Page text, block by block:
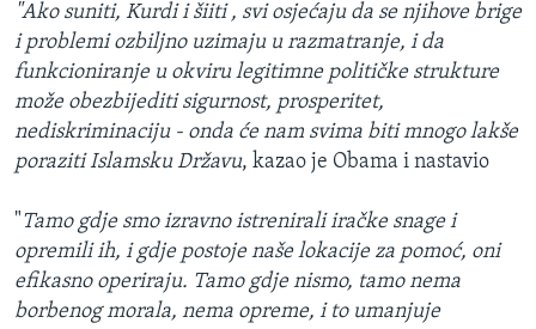
"Ako suniti, Kurdi i šiiti , svi osjećaju da se njihove brige
i problemi ozbiljno uzimaju u razmatranje, i da
funkcioniranje u okviru legitimne političke strukture
može obezbijediti sigurnost, prosperitet,
nediskriminaciju - onda će nam svima biti mnogo lakše
poraziti Islamsku Državu, kazao je Obama i nastavio
"Tamo gdje smo izravno istrenirali iračke snage i
opremili ih, i gdje postoje naše lokacije za pomoć, oni
efikasno operiraju. Tamo gdje nismo, tamo nema
borbenog morala, nema opreme, i to umanjuje